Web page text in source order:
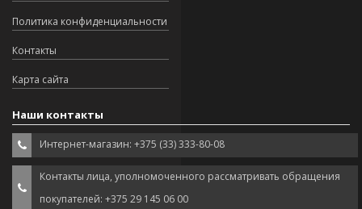
Политика конфиденциальности
Контакты
Карта сайта
Наши контакты
Интернет-магазин: +375 (33) 333-80-08
Контакты лица, уполномоченного рассматривать обращения
покупателей: +375 29 145 06 00